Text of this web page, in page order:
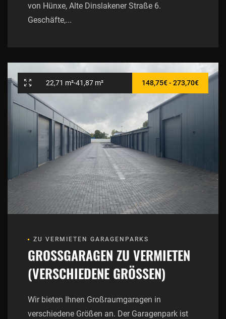
von Hünxe, Alte Dinslakener Straße 6.
Geschäfte,...
22,71 m²-41,87 m² 148,75€ - 273,70€
ZU VERMIETEN GARAGENPARKS
GROSSGARAGEN ZU VERMIETEN (
VERSCHIEDENE GRÖSSEN)
Wir bieten Ihnen Großraumgaragen in
verschiedene Größen an. Der Garagenpark ist